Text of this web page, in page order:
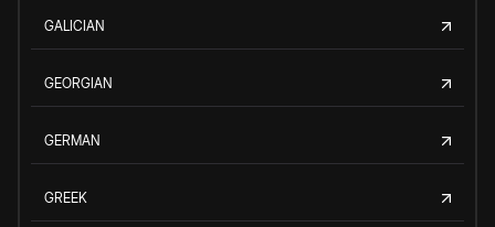
GALICIAN
GEORGIAN
GERMAN
GREEK